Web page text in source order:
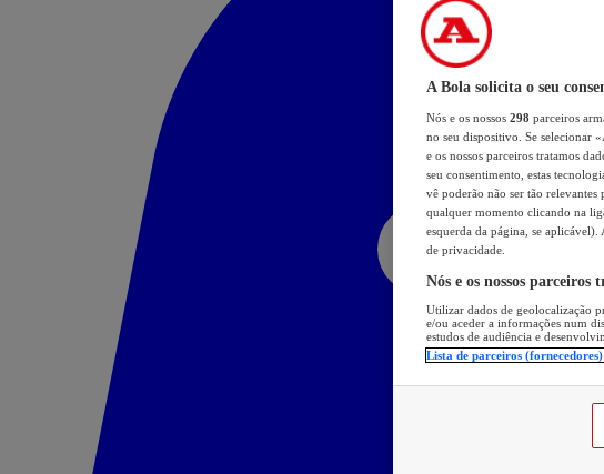
A Bola solicita o seu
Nós e os nossos 298 parceiros
no seu dispositivo. Se selecionar
e os nossos parceiros tratamos
seu consentimento, estas
vê poderão não ser tão relevantes
qualquer momento clicando na
esquerda da página, se aplicável).
de privacidade.
Nós e os nossos parceiros
Utilizar dados de geolocalização
e/ou aceder a informações num
estudos de audiência e
Lista de parceiros (fornecedores)